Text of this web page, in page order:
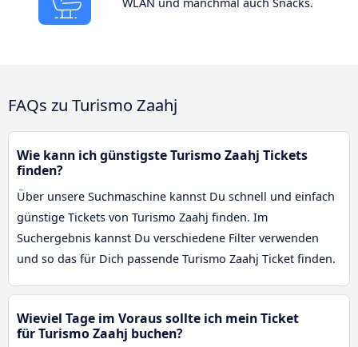
FAQs zu Turismo Zaahj
Wie kann ich günstigste Turismo Zaahj Tickets
finden?
Über unsere Suchmaschine kannst Du schnell und einfach
günstige Tickets von Turismo Zaahj finden. Im
Suchergebnis kannst Du verschiedene Filter verwenden
und so das für Dich passende Turismo Zaahj Ticket finden.
Wieviel Tage im Voraus sollte ich mein Ticket
für Turismo Zaahj buchen?